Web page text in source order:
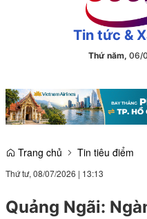
Tin tức &
Thứ năm, 06/
Trang chủ Tin tiêu điểm
Thứ tư, 08/07/2026 | 13:13
Quảng Ngãi: